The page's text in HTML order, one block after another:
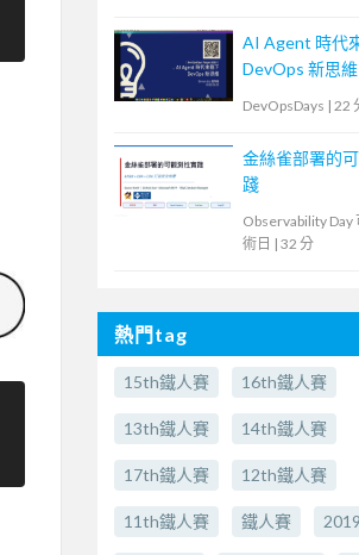
AI Agent 時代
DevOps 新思維
DevOpsDays | 22
金絲雀部署的
踐
Observability Day
術日 | 32 分
熱門tag
15th鐵人賽 16th鐵人賽
13th鐵人賽 14th鐵人賽
17th鐵人賽 12th鐵人賽
11th鐵人賽 鐵人賽